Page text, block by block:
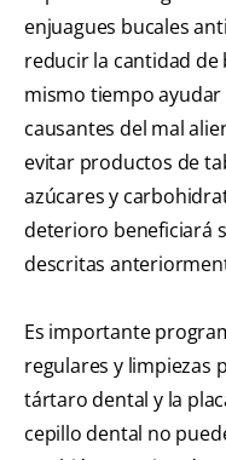
enjuagues bucales
reducir la cantidad de
mismo tiempo
causantes del mal
evitar productos de
azúcares y
deterioro beneficiará
descritas
Es importante
regulares y limpiezas
tártaro dental y la
cepillo dental no